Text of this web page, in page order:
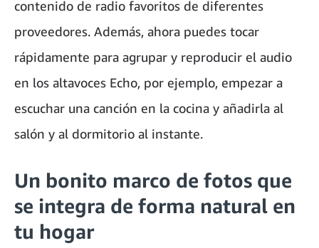
contenido de radio favoritos de diferentes
proveedores. Además, ahora puedes tocar
rápidamente para agrupar y reproducir el audio
en los altavoces Echo, por ejemplo, empezar a
escuchar una canción en la cocina y añadirla al
salón y al dormitorio al instante.
Un bonito marco de fotos que
se integra de forma natural en
tu hogar